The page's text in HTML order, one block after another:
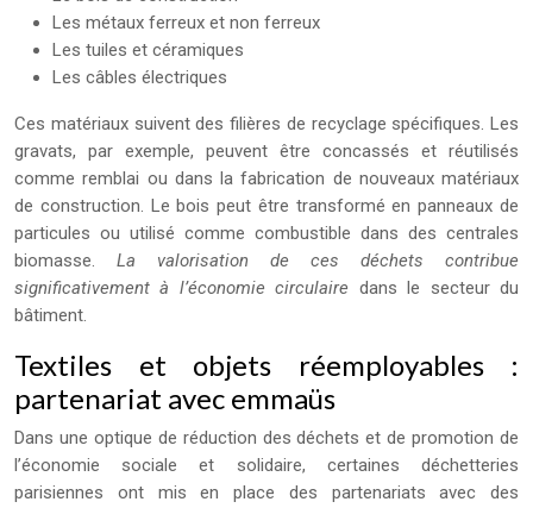
Les métaux ferreux et non ferreux
Les tuiles et céramiques
Les câbles électriques
Ces matériaux suivent des filières de recyclage spécifiques. Les
gravats, par exemple, peuvent être concassés et réutilisés
comme remblai ou dans la fabrication de nouveaux matériaux
de construction. Le bois peut être transformé en panneaux de
particules ou utilisé comme combustible dans des centrales
biomasse. La valorisation de ces déchets contribue
significativement à l’économie circulaire dans le secteur du
bâtiment.
Textiles et objets réemployables :
partenariat avec emmaüs
Dans une optique de réduction des déchets et de promotion de
l’économie sociale et solidaire, certaines déchetteries
parisiennes ont mis en place des partenariats avec des